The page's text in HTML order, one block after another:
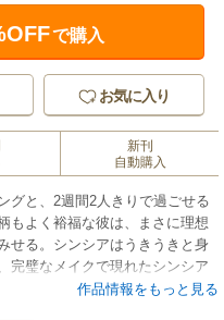
で購入
お気に入り
新刊
自動購入
グと、2週間2人きりで過ごせる
もよく裕福な彼は、まさに理想
せる。シンシアはうきうきと身
完璧なメイクで現れたシンシア
な甘やかされた小娘のお守り
作品情報をもっと見る